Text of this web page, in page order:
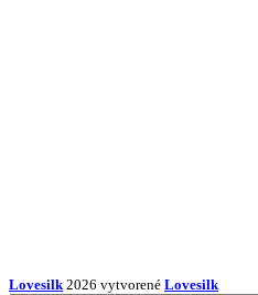
Lovesilk 2026 vytvorené Lovesilk